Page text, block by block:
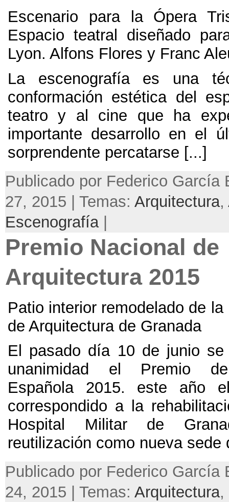
Escenario para la Ópera
Espacio teatral diseñado
Lyon. Alfons Flores y Franc
La escenografía es una
conformación estética del
teatro y al cine que ha
importante desarrollo en el
sorprendente percatarse [...]
Publicado por Federico García
27, 2015 | Temas: Arquitectura,
Escenografía|
Premio Nacional de
Arquitectura 2015
Patio interior remodelado de
de Arquitectura de Granada
El pasado día 10 de junio
unanimidad el Premio de
Española 2015. este año
correspondido a la
Hospital Militar de
reutilización como nueva sede
Publicado por Federico García
24, 2015 | Temas: Arquitectura,